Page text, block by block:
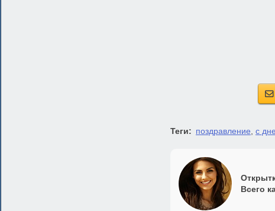

Теги: поздравление с
Всего